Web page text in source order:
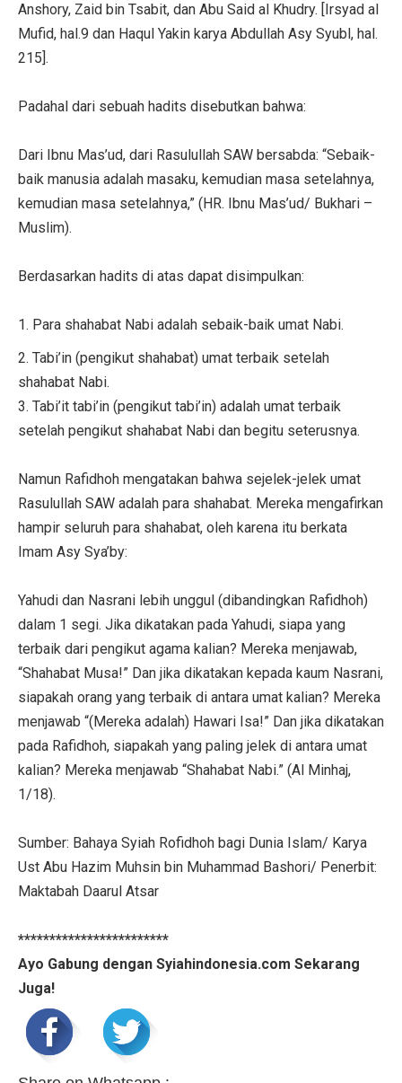
Anshory, Zaid bin Tsabit, dan Abu Said al Khudry. [Irsyad al
Mufid, hal.9 dan Haqul Yakin karya Abdullah Asy Syubl, hal.
215].
Padahal dari sebuah hadits disebutkan bahwa:
Dari Ibnu Mas’ud, dari Rasulullah SAW bersabda: “Sebaik-
baik manusia adalah masaku, kemudian masa setelahnya,
kemudian masa setelahnya,” (HR. Ibnu Mas’ud/ Bukhari –
Muslim).
Berdasarkan hadits di atas dapat disimpulkan:
1. Para shahabat Nabi adalah sebaik-baik umat Nabi.
2. Tabi’in (pengikut shahabat) umat terbaik setelah
shahabat Nabi.
3. Tabi’it tabi’in (pengikut tabi’in) adalah umat terbaik
setelah pengikut shahabat Nabi dan begitu seterusnya.
Namun Rafidhoh mengatakan bahwa sejelek-jelek umat
Rasulullah SAW adalah para shahabat. Mereka mengafirkan
hampir seluruh para shahabat, oleh karena itu berkata
Imam Asy Sya’by:
Yahudi dan Nasrani lebih unggul (dibandingkan Rafidhoh)
dalam 1 segi. Jika dikatakan pada Yahudi, siapa yang
terbaik dari pengikut agama kalian? Mereka menjawab,
“Shahabat Musa!” Dan jika dikatakan kepada kaum Nasrani,
siapakah orang yang terbaik di antara umat kalian? Mereka
menjawab “(Mereka adalah) Hawari Isa!” Dan jika dikatakan
pada Rafidhoh, siapakah yang paling jelek di antara umat
kalian? Mereka menjawab “Shahabat Nabi.” (Al Minhaj,
1/18).
Sumber: Bahaya Syiah Rofidhoh bagi Dunia Islam/ Karya
Ust Abu Hazim Muhsin bin Muhammad Bashori/ Penerbit:
Maktabah Daarul Atsar
************************
Ayo Gabung dengan Syiahindonesia.com Sekarang
Juga!